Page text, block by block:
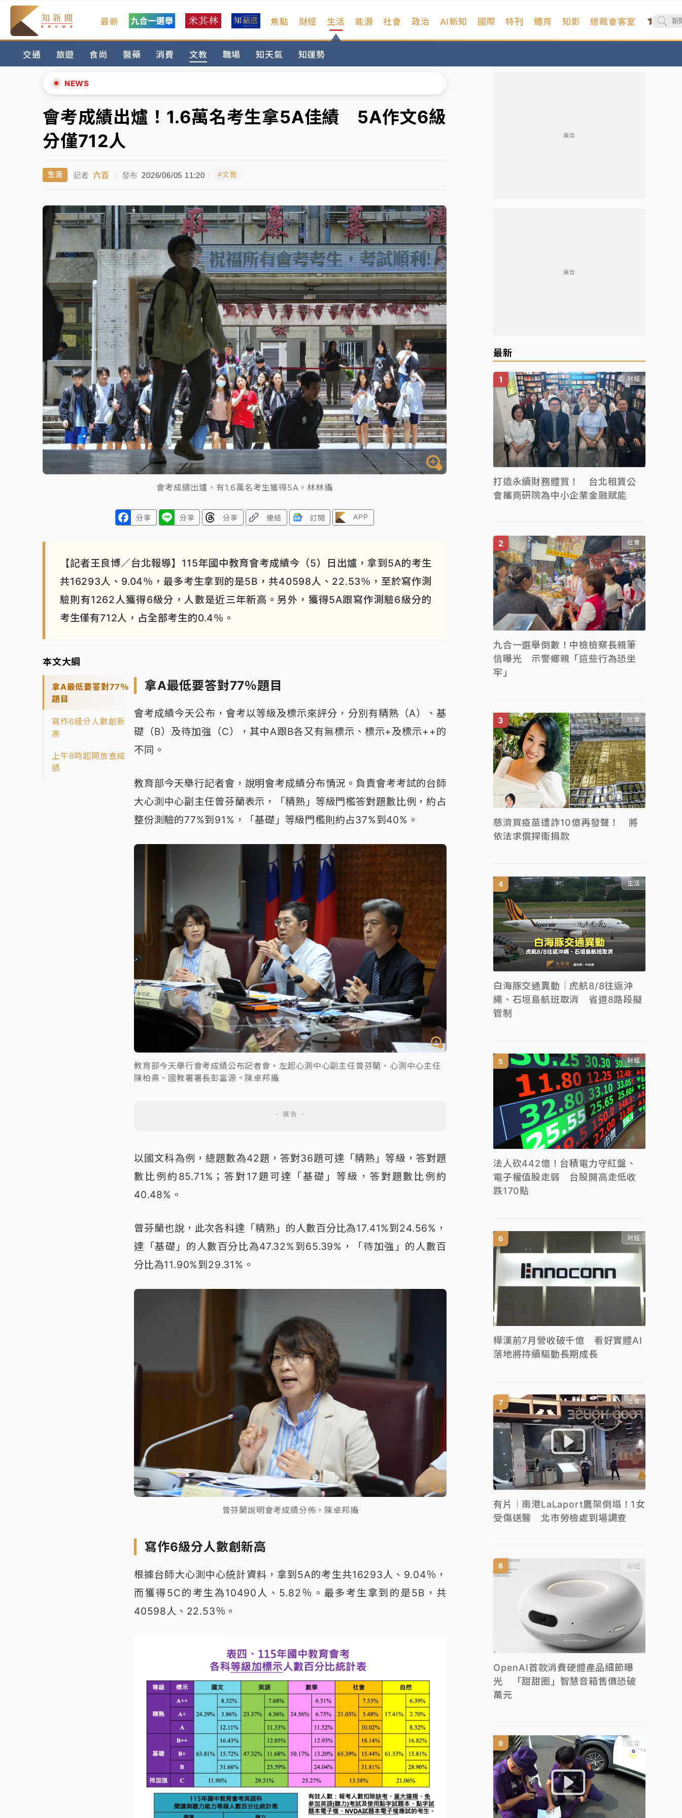
最新 焦點 財經 生活
交通 旅遊 食尚 醫藥 消費 文教 職場 知天氣 知運勢
能源 社會 政治 AI新知 國際 特刊 體育 知影 總裁會客室
NEWS
暑假過三周才推「E宿新北打卡趣」！抽獎程序複雜 觀旅局回應了
中信慈善基金會想增加董事人數！辜仲諒向法院聲請遭駁 理由曝光
故宮《龍藏經》特展第2檔！今線上預約開賣一度塞車 周六起展出延長至晚上7時
台東農業處長涉圖利渡假村！東檢抗告成功 今重開羈押庭
女律師陳昱瑄詐慈濟10億！黃金158kg遭查扣畫面曝光
中信慈善基金會想增加董事人數！辜仲諒向法院聲請遭駁 理由曝光
故宮《龍藏經》特展第2檔！今線上預約開賣一度塞車 周六起展出延長至晚上7時
台東農業處長涉圖利渡假村！東檢抗告成功 今重開羈押庭
父親節泡湯了！中颱白海豚雨彈轟3天 「紅到發紫」降雨熱區曝
▲
▼
會考成績出爐！1.6萬名考生拿5A佳績 5A作文6級
分僅712人
生活 記者 六百 | 發布 2026/06/05 11:20 #文教
會考成績出爐，有1.6萬名考生獲得5A。林林攝
分享 分享 分享 連結 訂閱 APP
【記者王良博／台北報導】115年國中教育會考成績今（5）日出爐，拿到5A的考生
共16293人、9.04％，最多考生拿到的是5B，共40598人、22.53％，至於寫作測
驗則有1262人獲得6級分，人數是近三年新高。另外，獲得5A跟寫作測驗6級分的
考生僅有712人，占全部考生的0.4％。
本文大綱
拿A最低要答對77％
題目
寫作6級分人數創新
高
上午8時起開放查成
績
拿A最低要答對77％題目
會考成績今天公布，會考以等級及標示來評分，分別有精熟（A）、基
礎（B）及待加強（C），其中A跟B各又有無標示、標示+及標示++的
不同。
教育部今天舉行記者會，說明會考成績分布情況。負責會考考試的台師
大心測中心副主任曾芬蘭表示，「精熟」等級門檻答對題數比例，約占
整份測驗的77%到91%，「基礎」等級門檻則約占37%到40%。
教育部今天舉行會考成績公布記者會，左起心測中心副主任曾芬蘭、心測中心主任
陳柏熹、國教署署長彭富源。陳卓邦攝
以國文科為例，總題數為42題，答對36題可達「精熟」等級，答對題
數比例約85.71%；答對17題可達「基礎」等級，答對題數比例約
40.48%。
曾芬蘭也說，此次各科達「精熟」的人數百分比為17.41%到24.56%，
達「基礎」的人數百分比為47.32%到65.39%，「待加強」的人數百
分比為11.90%到29.31%。
曾芬蘭說明會考成績分佈。陳卓邦攝
寫作6級分人數創新高
根據台師大心測中心統計資料，拿到5A的考生共16293人、9.04％，
而獲得5C的考生為10490人、5.82％。最多考生拿到的是5B，共
40598人、22.53％。
廣告
廣告
最新
財經
打造永續財務體質！ 台北租賃公
會攜商研院為中小企業金融賦能
社會
九合一選舉倒數！中檢檢察長親筆
信曝光 示警鄉親「這些行為恐坐
牢」
社會
慈濟買疫苗遭詐10億再發聲！ 將
依法求償捍衛捐款
生活
白海豚交通異動｜虎航8/8往返沖
繩、石垣島航班取消 省道8路段擬
管制
財經
法人砍442億！台積電力守紅盤、
電子權值股走弱 台股開高走低收
跌170點
財經
樺漢前7月營收破千億 看好實體AI
落地將持續驅動長期成長
社會
有片｜南港LaLaport鷹架倒塌！1女
受傷送醫 北市勞檢處到場調查
財經
OpenAI首款消費硬體產品細節曝
光 「甜甜圈」智慧音箱售價恐破
萬元
社會